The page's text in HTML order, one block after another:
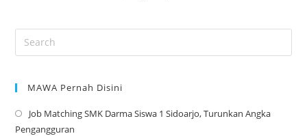
MAWA Pernah Disini
Job Matching SMK Darma Siswa 1 Sidoarjo, Turunkan Angka
Pengangguran